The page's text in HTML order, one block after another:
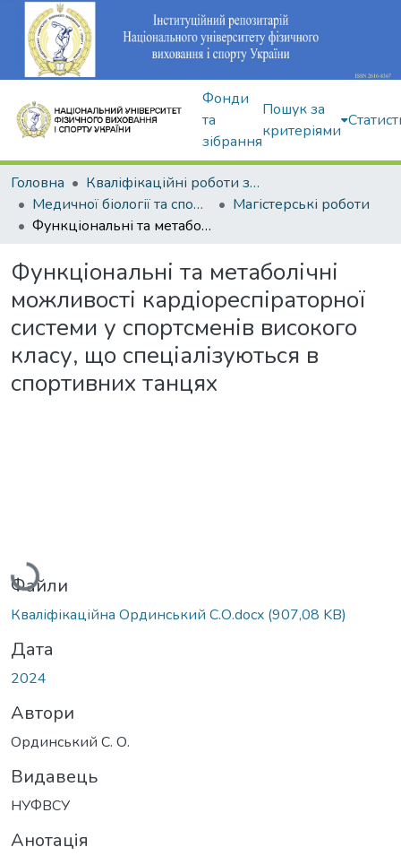
Фонди
та
зібрання
Пошук за
критеріями
Головна
Кваліфікаційні роботи здобувачів вищої освіти
Медичної біології та спортивної дієтології
Магістерські роботи
Функціональні та метаболічні можливості кардіореспіраторної системи у спортсменів високого класу, що спеціалізуються в спортивних танцях
Функціональні та метаболічні
можливості кардіореспіраторної
системи у спортсменів високого
класу, що спеціалізуються в
спортивних танцях
Вантажиться...
Файли
Кваліфікаційна Ординський С.О.docx (907,08 KB)
Дата
2024
Автори
Ординський С. О.
Видавець
НУФВСУ
Анотація